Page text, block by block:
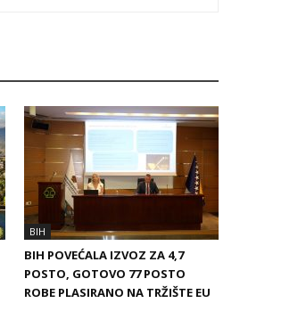
BIH
BIH POVEĆALA IZVOZ ZA 4,7
POSTO, GOTOVO 77 POSTO
ROBE PLASIRANO NA TRŽIŠTE EU